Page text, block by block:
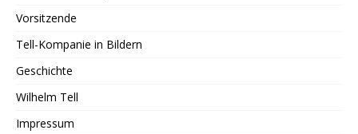
Vorsitzende
Tell-Kompanie in Bildern
Geschichte
Wilhelm Tell
Impressum